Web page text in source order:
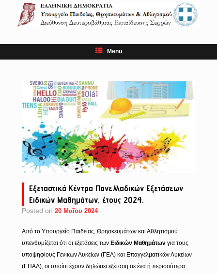
content
Menu
Εξεταστικά Κέντρα Πανελλαδικών Εξετάσεων
Ειδικών Μαθημάτων, έτους 2024.
Posted on 20 Μαΐου 2024
Από το Υπουργείο Παιδείας, Θρησκευμάτων και Αθλητισμού
υπενθυμίζεται ότι οι εξετάσεις των Eιδικών Μαθημάτων για τους
υποψηφίους Γενικών Λυκείων (ΓΕΛ) και Επαγγελματικών Λυκείων
(ΕΠΑΛ), οι οποίοι έχουν δηλώσει εξέταση σε ένα ή περισσότερα